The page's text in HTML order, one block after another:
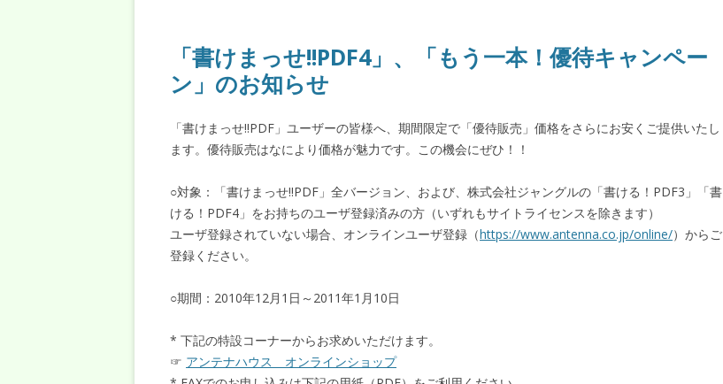
「書けまっせ!!PDF4」、「もう一本！優待キャンペー
ン」のお知らせ
「書けまっせ!!PDF」ユーザーの皆様へ、期間限定で「優待販売」価格をさらにお安くご提供いたし
ます。優待販売はなにより価格が魅力です。この機会にぜひ！！
○対象：「書けまっせ!!PDF」全バージョン、および、株式会社ジャングルの「書ける！PDF3」「書
ける！PDF4」をお持ちのユーザ登録済みの方（いずれもサイトライセンスを除きます）
ユーザ登録されていない場合、オンラインユーザ登録（https://www.antenna.co.jp/online/）からご
登録ください。
○期間：2010年12月1日～2011年1月10日
* 下記の特設コーナーからお求めいただけます。
☞ アンテナハウス オンラインショップ